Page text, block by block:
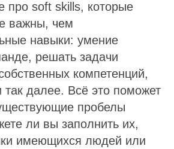
про soft skills, которые
важны, чем
навыки: умение
решать задачи
компетенций,
так далее. Всё это поможет
пробелы
ли вы заполнить их,
имеющихся людей или